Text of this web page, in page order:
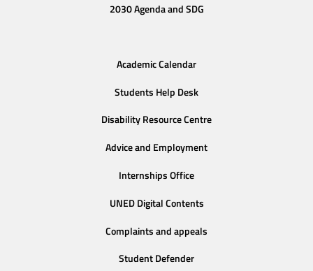
2030 Agenda and SDG
Academic Calendar
Students Help Desk
Disability Resource Centre
Advice and Employment
Internships Office
UNED Digital Contents
Complaints and appeals
Student Defender